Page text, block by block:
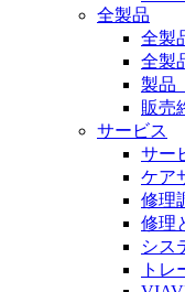
全製品
全製
全製
製品
販売
サービス
サー
ケア
修理
修理
シス
トレ